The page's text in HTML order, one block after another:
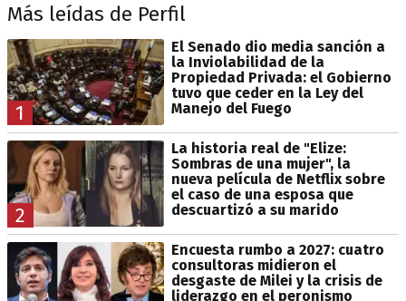
Más leídas de Perfil
1
El Senado dio media sanción a
la Inviolabilidad de la
Propiedad Privada: el Gobierno
tuvo que ceder en la Ley del
Manejo del Fuego
2
La historia real de "Elize:
Sombras de una mujer", la
nueva película de Netflix sobre
el caso de una esposa que
descuartizó a su marido
Encuesta rumbo a 2027: cuatro
consultoras midieron el
desgaste de Milei y la crisis de
liderazgo en el peronismo